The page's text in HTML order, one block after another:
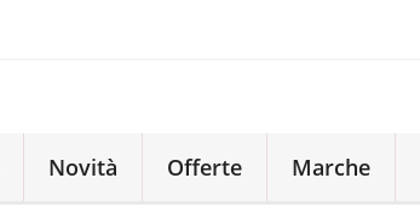
Novità Offerte Marche